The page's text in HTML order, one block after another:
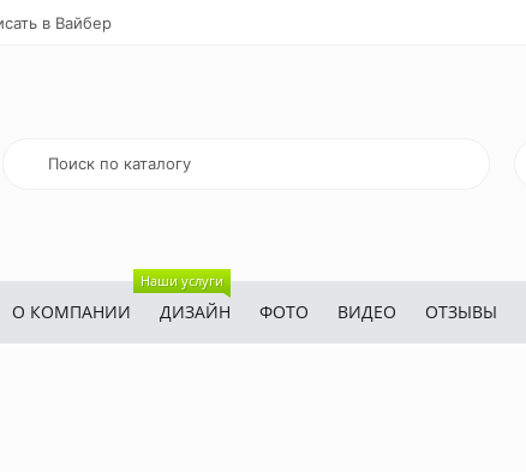
в Вайбер
О КОМПАНИИ ДИЗАЙН
Наши услуги
ФОТО ВИДЕО ОТЗЫВЫ